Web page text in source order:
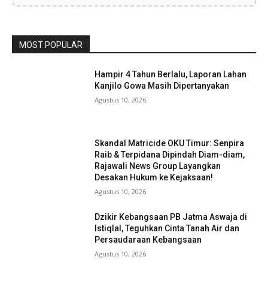
MOST POPULAR
Hampir 4 Tahun Berlalu, Laporan Lahan
Kanjilo Gowa Masih Dipertanyakan
Agustus 10, 2026
Skandal Matricide OKU Timur: Senpira
Raib & Terpidana Dipindah Diam-diam,
Rajawali News Group Layangkan
Desakan Hukum ke Kejaksaan!
Agustus 10, 2026
Dzikir Kebangsaan PB Jatma Aswaja di
Istiqlal, Teguhkan Cinta Tanah Air dan
Persaudaraan Kebangsaan
Agustus 10, 2026